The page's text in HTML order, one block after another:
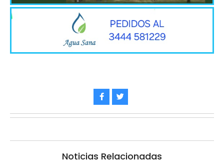
Noticias Relacionadas